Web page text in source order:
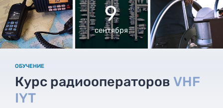
9
сентября
ОБУЧЕНИЕ
Курс радиооператоров VHF
IYT